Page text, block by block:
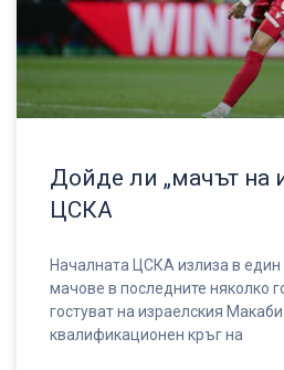
Дойде ли „мачът на
ЦСКА
Началната ЦСКА излиза в един
мачове в последните няколко
гостуват на израелския
квалификационен кръг на